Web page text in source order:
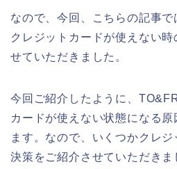
なので、今回、こちらの記事
クレジットカードが使えない
せていただきました。
今回ご紹介したように、
カードが使えない状態になる
ます。なので、いくつかクレ
決策をご紹介させていただき